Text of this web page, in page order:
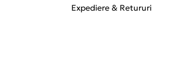
Expediere & Retururi